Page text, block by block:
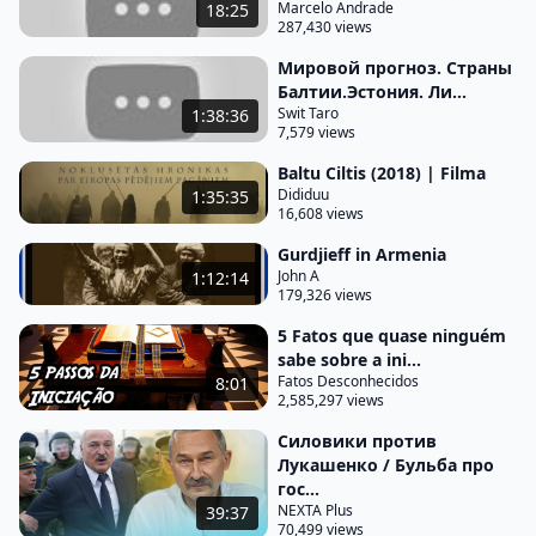
disposição para assisti-los se ainda não for inscrito
no canal Não esqueça de fazer a sua inscrição Se
gostou do vídeo deixe o seu like e o seu comentário
se ainda não for membro do canal se torne
membro para ter acesso aos vídeos antes do
lançamento
18:25
Marcelo Andrade
287,430 views
1:38:36
Мировой прогноз. Страны
Балтии.Эстония. Ли...
Swit Taro
7,579 views
1:35:35
Baltu Ciltis (2018) | Filma
Dididuu
16,608 views
1:12:14
Gurdjieff in Armenia
John A
179,326 views
8:01
5 Fatos que quase ninguém
sabe sobre a ini...
Fatos Desconhecidos
2,585,297 views
39:37
Силовики против
Лукашенко / Бульба про
гос...
NEXTA Plus
70,499 views